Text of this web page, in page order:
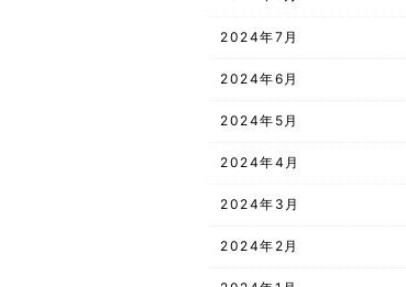
2024年7月
2024年6月
2024年5月
2024年4月
2024年3月
2024年2月